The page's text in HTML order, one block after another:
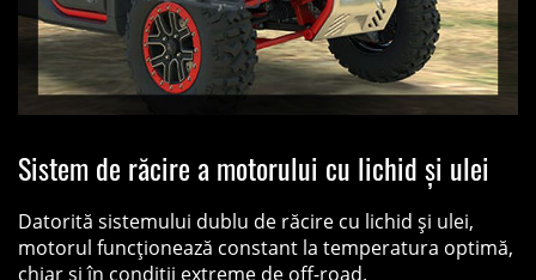
Sistem de răcire a motorului cu lichid și ulei
Datorită sistemului dublu de răcire cu lichid și ulei,
motorul funcționează constant la temperatura optimă,
chiar și în condiții extreme de off-road.